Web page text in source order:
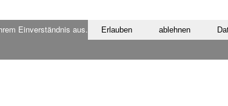
Einverständnis aus. Erlauben ablehnen